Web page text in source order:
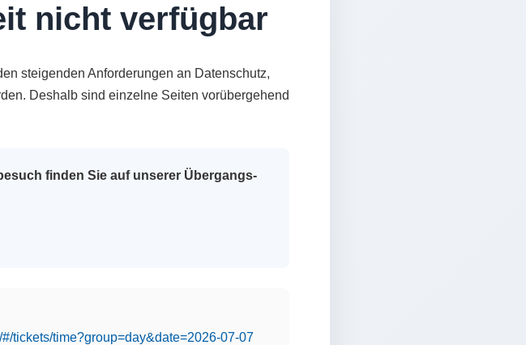
nicht verfügbar
steigenden Anforderungen an Datenschutz,
Deshalb sind einzelne Seiten vorübergehend
finden Sie auf unserer Übergangs-
tickets/time?group=day&date=2026-07-07